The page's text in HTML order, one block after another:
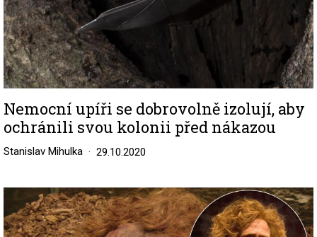
Nemocní upíři se dobrovolně izolují, aby
ochránili svou kolonii před nákazou
Stanislav Mihulka 29.10.2020